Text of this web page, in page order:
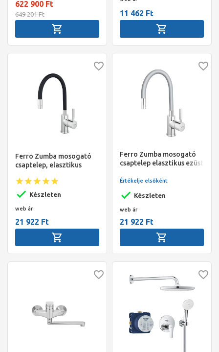
622 900 Ft
649 201 Ft 11 462 Ft
Ferro Zumba mosogató
csaptelep, elasztikus
Készleten
web ár
21 922 Ft
Ferro Zumba mosogató
csaptelep elasztikus ezüst
Készleten
Értékelje elsőként
web ár
21 922 Ft